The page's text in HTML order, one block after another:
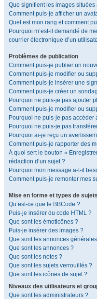
Que signifient les images situées
Comment puis-je afficher un
Quel est mon rang et comment
Pourquoi m’est-il demandé de
courrier électronique d’un
Problèmes de publication
Comment puis-je publier un
Comment puis-je modifier ou
Comment puis-je insérer une
Comment puis-je créer un
Pourquoi ne puis-je pas ajouter
Comment puis-je modifier ou
Pourquoi ne puis-je pas accéder
Pourquoi ne puis-je pas
Pourquoi ai-je reçu un
Comment puis-je rapporter des
À quoi sert le bouton «
rédaction d’un sujet ?
Pourquoi mon message a-t-il
Comment puis-je remonter mes
Mise en forme et types de sujets
Qu’est-ce que le BBCode ?
Puis-je insérer du code HTML ?
Que sont les émoticônes ?
Puis-je insérer des images ?
Que sont les annonces
Que sont les annonces ?
Que sont les notes ?
Que sont les sujets verrouillés ?
Que sont les icônes de sujet ?
Niveaux des utilisateurs et
Que sont les administrateurs ?